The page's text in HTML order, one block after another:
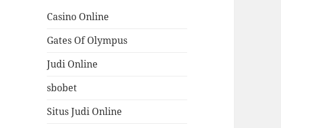
Casino Online
Gates Of Olympus
Judi Online
sbobet
Situs Judi Online